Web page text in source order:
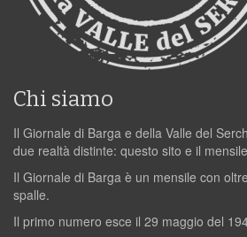
Chi siamo
Il Giornale di Barga e della Valle del
due realtà distinte: questo sito e il
Il Giornale di Barga è un mensile con
spalle.
Il primo numero esce il 29 maggio del